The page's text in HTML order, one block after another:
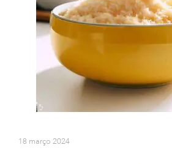
18 março 2024